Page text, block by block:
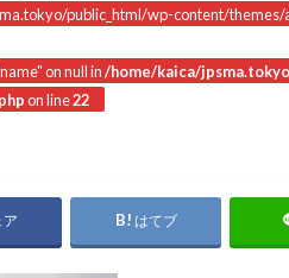
public_html/wp-content/themes/
on null in /home/kaica/
on line22
ア はてブ